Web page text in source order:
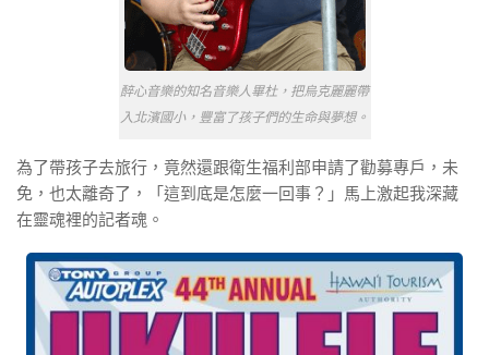
醉心音樂的知名音樂人畢杜，把烏克麗麗帶
入北濱國小，豐富了孩子們的生命與夢想。
為了帶孩子去旅行，竟然還跟衛生福利部申請了勸募專戶，未
免，也太離奇了，「這到底是怎麼一回事？」馬上激起我深藏
在靈魂裡的記者魂。